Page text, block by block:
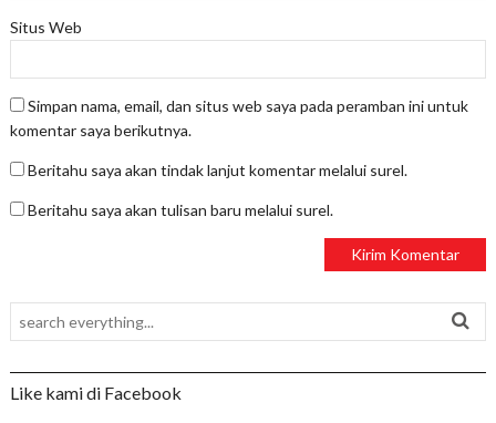
Situs Web
Simpan nama, email, dan situs web saya pada peramban ini untuk
komentar saya berikutnya.
Beritahu saya akan tindak lanjut komentar melalui surel.
Beritahu saya akan tulisan baru melalui surel.
Like kami di Facebook